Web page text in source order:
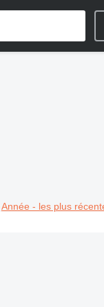
Année - les plus